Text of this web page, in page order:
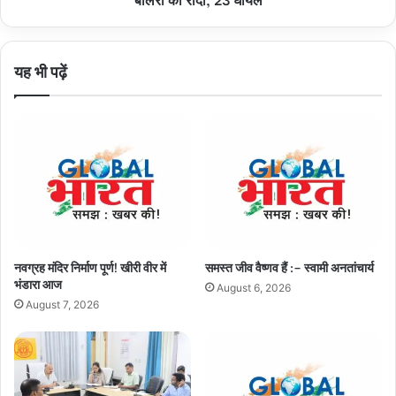
रौंदा,
यह भी पढ़ें
नवग्रह मंदिर निर्माण पूर्ण! खीरी वीर में
भंडारा आज
August 7, 2026
समस्त जीव वैष्णव हैं :– स्वामी अनतांचार्य
August 6, 2026